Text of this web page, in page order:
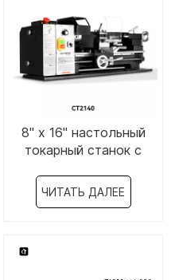
8" x 16" настольный
токарный станок с
- CT2140
ЧИТАТЬ ДАЛЕЕ